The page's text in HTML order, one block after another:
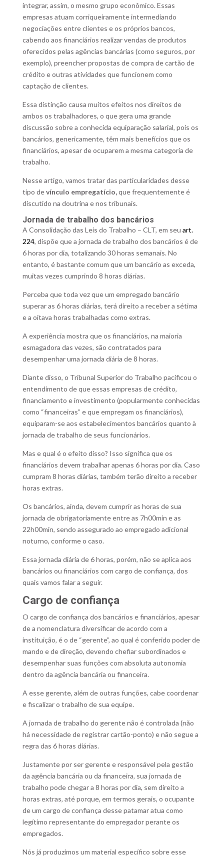
integrar, assim, o mesmo grupo econômico. Essas
empresas atuam corriqueiramente intermediando
negociações entre clientes e os próprios bancos,
cabendo aos financiários realizar vendas de produtos
oferecidos pelas agências bancárias (como seguros, por
exemplo), preencher propostas de compra de cartão de
crédito e outras atividades que funcionem como
captação de clientes.
Essa distinção causa muitos efeitos nos direitos de
ambos os trabalhadores, o que gera uma grande
discussão sobre a conhecida equiparação salarial, pois os
bancários, genericamente, têm mais benefícios que os
financiários, apesar de ocuparem a mesma categoria de
trabalho.
Nesse artigo, vamos tratar das particularidades desse
tipo devínculo empregatício,que frequentemente é
discutido na doutrina e nos tribunais.
Jornada de trabalho dos bancários
A Consolidação das Leis do Trabalho – CLT, em seu art.
224, dispõe que a jornada de trabalho dos bancários é de
6 horas por dia, totalizando 30 horas semanais. No
entanto, é bastante comum que um bancário as exceda,
muitas vezes cumprindo 8 horas diárias.
Perceba que toda vez que um empregado bancário
superar as 6 horas diárias, terá direito a receber a sétima
e a oitava horas trabalhadas como extras.
A experiência mostra que os financiários, na maioria
esmagadora das vezes, são contratados para
desempenhar uma jornada diária de 8 horas.
Diante disso, o Tribunal Superior do Trabalho pacificou o
entendimento de que essas empresas de crédito,
financiamento e investimento (popularmente conhecidas
como “financeiras” e que empregam os financiários),
equiparam-se aos estabelecimentos bancários quanto à
jornada de trabalho de seus funcionários.
Mas e qual é o efeito disso? Isso significa que os
financiários devem trabalhar apenas 6 horas por dia. Caso
cumpram 8 horas diárias, também terão direito a receber
horas extras.
Os bancários, ainda, devem cumprir as horas de sua
jornada de obrigatoriamente entre as 7h00min e as
22h00min, sendo assegurado ao empregado adicional
noturno, conforme o caso.
Essa jornada diária de 6 horas, porém, não se aplica aos
bancários ou financiários com cargo de confiança, dos
quais vamos falar a seguir.
Cargo de confiança
O cargo de confiança dos bancários e financiários, apesar
de a nomenclatura diversificar de acordo com a
instituição, é o de “gerente”, ao qual é conferido poder de
mando e de direção, devendo chefiar subordinados e
desempenhar suas funções com absoluta autonomia
dentro da agência bancária ou financeira.
A esse gerente, além de outras funções, cabe coordenar
e fiscalizar o trabalho de sua equipe.
A jornada de trabalho do gerente não é controlada (não
há necessidade de registrar cartão-ponto) e não segue a
regra das 6 horas diárias.
Justamente por ser gerente e responsável pela gestão
da agência bancária ou da financeira, sua jornada de
trabalho pode chegar a 8 horas por dia, sem direito a
horas extras, até porque, em termos gerais, o ocupante
de um cargo de confiança desse patamar atua como
legítimo representante do empregador perante os
empregados.
Nós já produzimos um material específico sobre esse